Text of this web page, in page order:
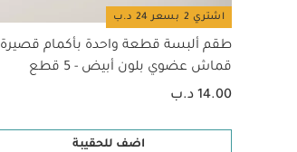
اشتري 2 بسعر 24 د.ب
طقم ألبسة قطعة واحدة بأكمام قصيرة
قماش عضوي بلون أبيض - 5 قطع
14.00 د.ب
اضف للحقيبة